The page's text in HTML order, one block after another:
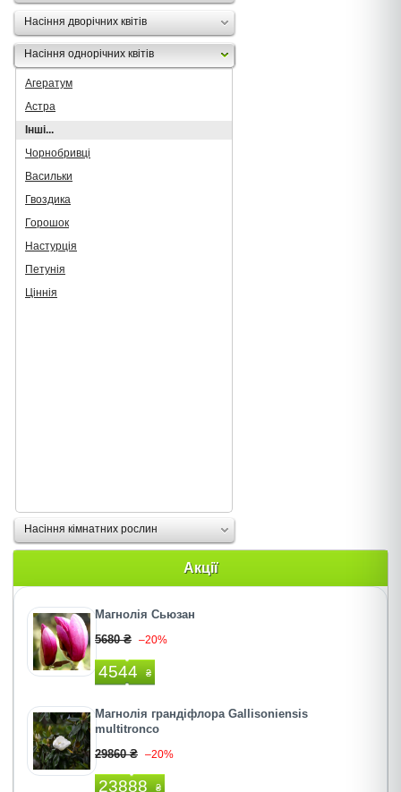
Насіння дворічних квітів
Насіння однорічних квітів
Агератум
Астра
Інші...
Чорнобривці
Васильки
Гвоздика
Горошок
Настурція
Петунія
Ціннія
Насіння кімнатних рослин
Акції
Магнолія Сьюзан
5680 ₴ –20%
4544 ₴
Магнолія грандіфлора Gallisoniensis
multitronco
29860 ₴ –20%
23888 ₴